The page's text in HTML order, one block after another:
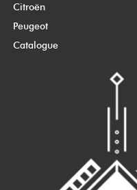
Citroën
Peugeot
Catalogue